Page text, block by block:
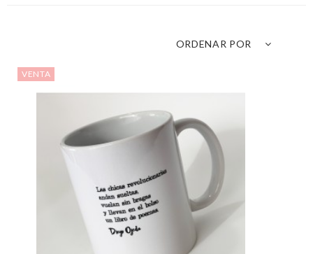
ORDENAR POR
VENTA